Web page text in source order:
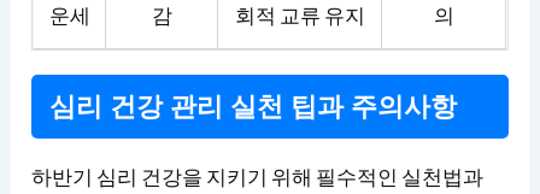
운세
감
회적 교류 유지
의
심리 건강 관리 실천 팁과 주의사항
하반기 심리 건강을 지키기 위해 필수적인 실천법과